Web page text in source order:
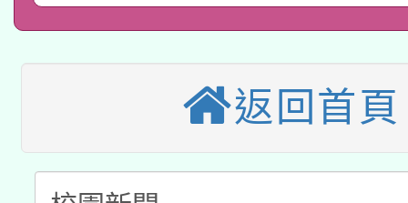
業成長研習」實施計畫
族教育國際趨勢與發展
礎課程
A3數位素養講師名單
「數位內容與教學軟體
有關大陸委員會函釋公
薪期間赴陸應申請許可
轉知經濟部水利署委託
返回首頁